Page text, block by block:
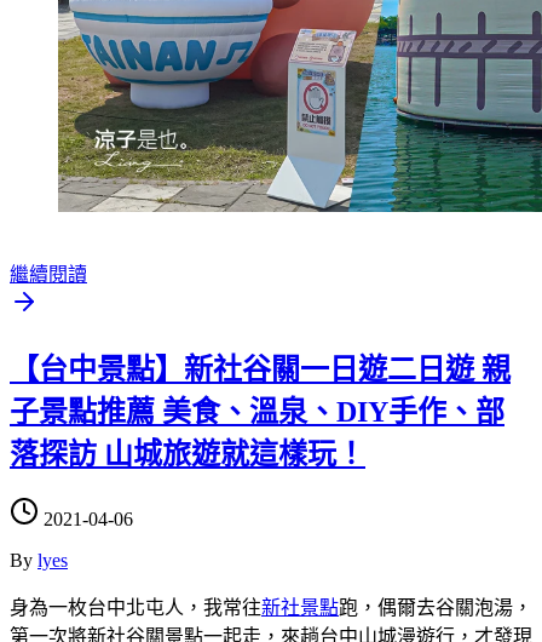
繼續閱讀
【台中景點】新社谷關一日遊二日遊 親
子景點推薦 美食、溫泉、DIY手作、部
落探訪 山城旅遊就這樣玩！
2021-04-06
By lyes
身為一枚台中北屯人，我常往新社景點跑，偶爾去谷關泡湯，
第一次將新社谷關景點一起走，來趟台中山城漫遊行，才發現